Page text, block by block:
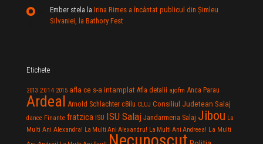
Ember stela la Irina Rimes a încântat publicul din Şimleu
Silvaniei, la Bathory Fest
Etichete
2013 2014 2015 afla ce s-a intamplat Afla detalii ajofm Anca Parau
Ardeal Arnold Schlachter c8ilu CLUJ Consiliul Judetean Salaj
dance Finante fratzica ISU ISU Salaj Jandarmeria Salaj Jibou La
Multi Ani Alexandra! La Multi Ani Alexandru! La Multi Ani Andreea! La Multi